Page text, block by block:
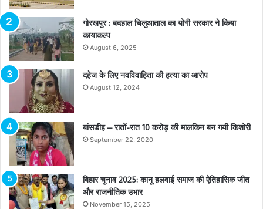
गोरखपुर : बदहाल चिलुआताल का योगी सरकार ने किया
कायाकल्प
August 6, 2025
दहेज के लिए नवविवाहिता की हत्या का आरोप
August 12, 2024
बांसडीह – रातों-रात 10 करोड़ की मालकिन बन गयी किशोरी
September 22, 2020
बिहार चुनाव 2025: कानू हलवाई समाज की ऐतिहासिक जीत
और राजनीतिक उभार
November 15, 2025